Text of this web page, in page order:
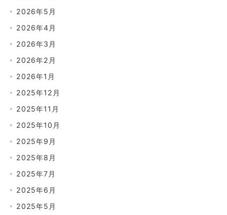
2026年5月
2026年4月
2026年3月
2026年2月
2026年1月
2025年12月
2025年11月
2025年10月
2025年9月
2025年8月
2025年7月
2025年6月
2025年5月